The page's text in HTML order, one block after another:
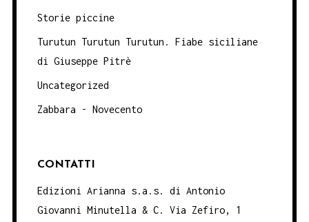
Storie piccine
Turutun Turutun Turutun. Fiabe siciliane
di Giuseppe Pitrè
Uncategorized
Zabbara - Novecento
CONTATTI
Edizioni Arianna s.a.s. di Antonio
Giovanni Minutella & C. Via Zefiro, 1